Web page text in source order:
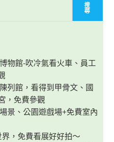
搜
尋
物館-吹冷氣看火車、員工
列館，看得到甲骨文、國
，免費參觀
景、公園遊戲場+免費室內
，免費看展好好拍～